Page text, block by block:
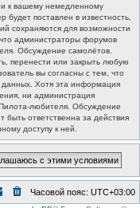
к вашему немедленному
поставлен в известность,
сохраняются для возможности
администраторы форумов
Обсуждение самолётов.
перенести или закрыть любую
вы согласны с тем, что
данных. Хотя эта информация
ни администрация
любителя. Обсуждение
ответственна за действия
доступу к ней.
Часовой пояс: UTC+03:00